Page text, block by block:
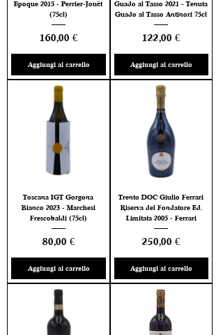
Epoque 2015 - Perrier-Jouët
(75cl)
Prezzo
160,00 €
Aggiungi al carrello
Guado al Tasso 2021 - Tenuta
Guado al Tasso Antinori 75cl
Prezzo
122,00 €
Aggiungi al carrello
Toscana IGT Gorgona
Bianco 2023 - Marchesi
Frescobaldi (75cl)
Prezzo
80,00 €
Aggiungi al carrello
Trento DOC Giulio Ferrari
Riserva del Fondatore Ed.
Limitata 2005 - Ferrari
Prezzo
250,00 €
Aggiungi al carrello